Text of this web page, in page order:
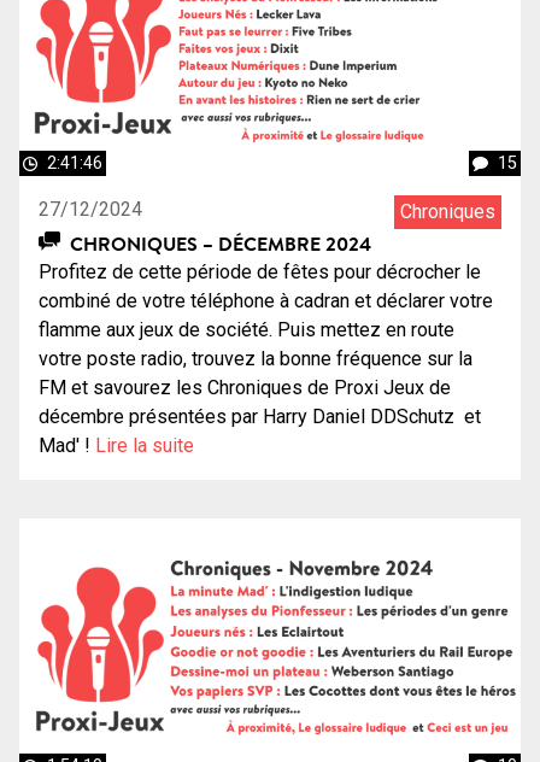
2:41:46 15
27/12/2024 Chroniques
CHRONIQUES – DÉCEMBRE 2024
Profitez de cette période de fêtes pour décrocher le
combiné de votre téléphone à cadran et déclarer votre
flamme aux jeux de société. Puis mettez en route
votre poste radio, trouvez la bonne fréquence sur la
FM et savourez les Chroniques de Proxi Jeux de
décembre présentées par Harry Daniel DDSchutz et
Mad' ! Lire la suite